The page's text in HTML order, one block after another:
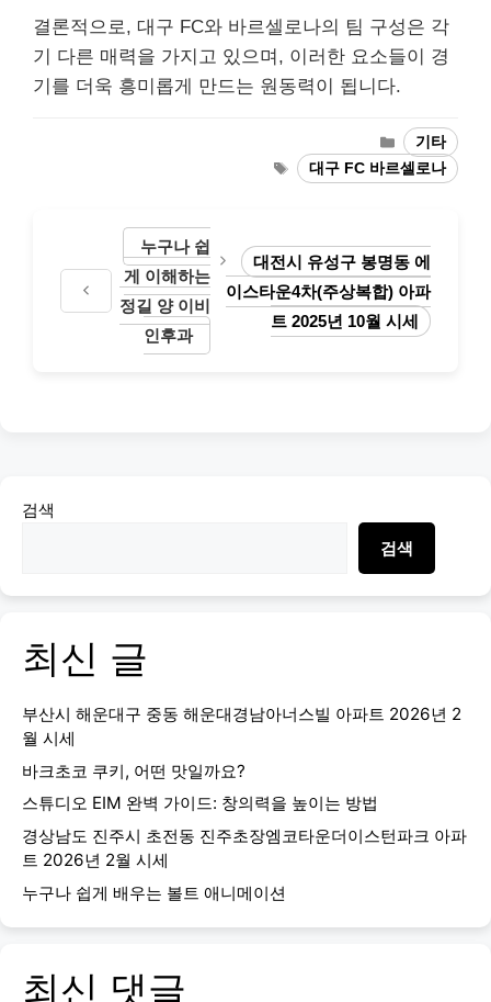
결론적으로, 대구 FC와 바르셀로나의 팀 구성은 각
기 다른 매력을 가지고 있으며, 이러한 요소들이 경
기를 더욱 흥미롭게 만드는 원동력이 됩니다.
Categories
기타
Tags
대구 FC 바르셀로나
누구나 쉽
게 이해하는
정길 양 이비
인후과
대전시 유성구 봉명동 에
이스타운4차(주상복합) 아파
트 2025년 10월 시세
검색
검색
최신 글
부산시 해운대구 중동 해운대경남아너스빌 아파트 2026년 2
월 시세
바크초코 쿠키, 어떤 맛일까요?
스튜디오 EIM 완벽 가이드: 창의력을 높이는 방법
경상남도 진주시 초전동 진주초장엠코타운더이스턴파크 아파
트 2026년 2월 시세
누구나 쉽게 배우는 볼트 애니메이션
최신 댓글